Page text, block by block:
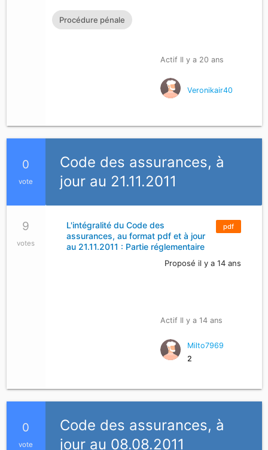
Procédure pénale
Actif Il y a 20 ans
Veronikair40
0
vote
Code des assurances, à
jour au 21.11.2011
9
votes
pdf
L'intégralité du Code des
assurances, au format pdf et à jour
au 21.11.2011 : Partie réglementaire
Proposé il y a 14 ans
Actif Il y a 14 ans
Milto7969
2
0
vote
Code des assurances, à
jour au 08.08.2011